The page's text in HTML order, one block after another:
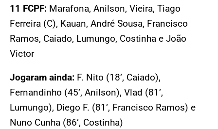
11 FCPF: Marafona, Anilson, Vieira, Tiago
Ferreira (C), Kauan, André Sousa, Francisco
Ramos, Caiado, Lumungo, Costinha e João
Victor
Jogaram ainda: F. Nito (18’, Caiado),
Fernandinho (45’, Anilson), Vlad (81’,
Lumungo), Diego F. (81’, Francisco Ramos) e
Nuno Cunha (86’, Costinha)